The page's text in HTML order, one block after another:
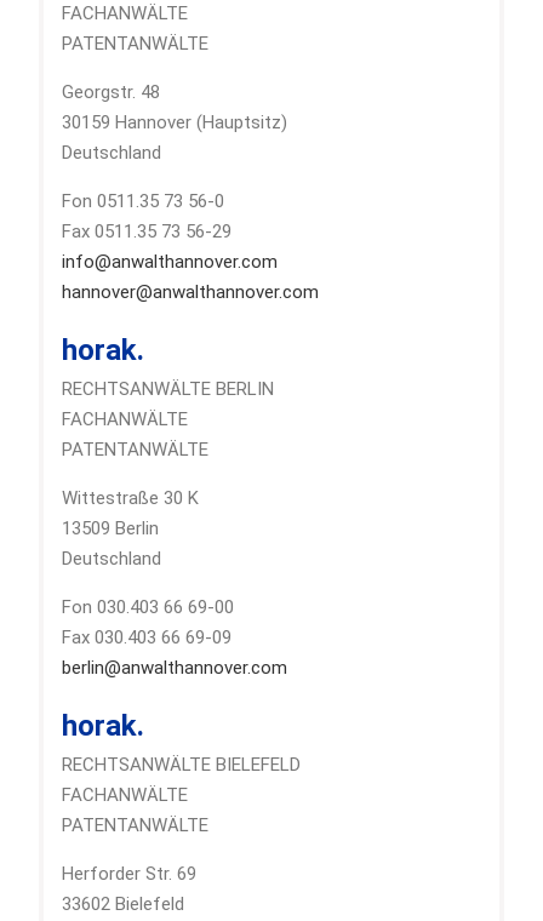
FACHANWÄLTE
PATENTANWÄLTE
Georgstr. 48
30159 Hannover (Hauptsitz)
Deutschland
Fon 0511.35 73 56-0
Fax 0511.35 73 56-29
info@anwalthannover.com
hannover@anwalthannover.com
horak.
RECHTSANWÄLTE BERLIN
FACHANWÄLTE
PATENTANWÄLTE
Wittestraße 30 K
13509 Berlin
Deutschland
Fon 030.403 66 69-00
Fax 030.403 66 69-09
berlin@anwalthannover.com
horak.
RECHTSANWÄLTE BIELEFELD
FACHANWÄLTE
PATENTANWÄLTE
Herforder Str. 69
33602 Bielefeld